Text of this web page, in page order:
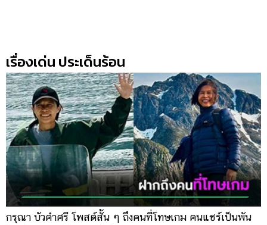
เรื่องเด่น ประเด็นร้อน
กรุณา บัวคำศรี โพสต์สั้น ๆ ถึงคนที่โทษเกม คนแชร์เป็นพัน